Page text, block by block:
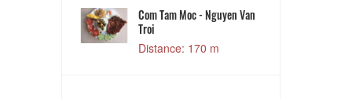
Com Tam Moc - Nguyen Van
Troi
Distance: 170 m